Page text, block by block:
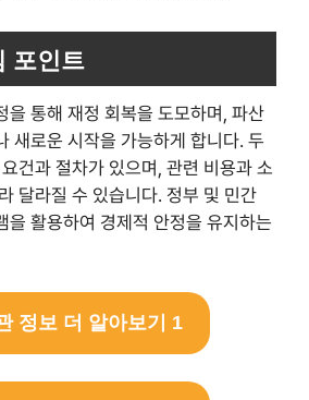
포인트
을 통해 재정 회복을 도모하며, 파산
새로운 시작을 가능하게 합니다. 두
건과 절차가 있으며, 관련 비용과 소
달라질 수 있습니다. 정부 및 민간
을 활용하여 경제적 안정을 유지하는
정보 더 알아보기 1